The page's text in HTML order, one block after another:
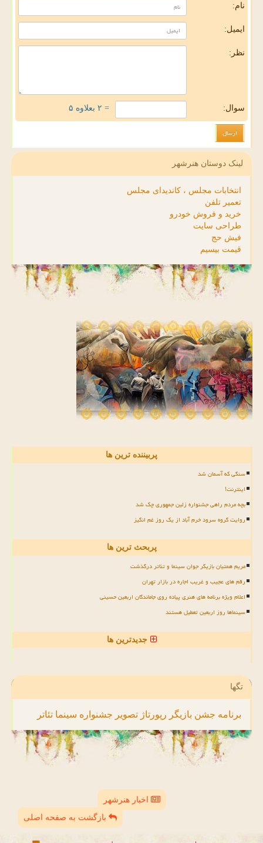
نام:
ایمیل:
نظر:
سوال: = ۲ بعلاوه ۵
لینک دوستان هنرشهر
انتخابات مجلس ، کاندیدای مجلس
تعمیر تلفن
خرید و فروش خودرو
طراحی سایت
فیش حج
قیمت بیسیم
پربیننده ترین ها
سنگی که آسمان شد
اینترنت!
بچه مردم راهی جشنواره زلین جمهوری چک شد
روایت گروه سرود خرم آباد از یک روز غم انگیز
پربحث ترین ها
مریم همتیان بازیگر جوان سینما و تئاتر درگذشت
رقم های عجیب و غریب اجاره در بازار تهران
اعلام ویژه برنامه های هنری پیاده روی جاماندگان اربعین حسینی
سینماها روز اربعین تعطیل هستند
جدیدترین ها
تگها
برنامه جشن بازیگر رپورتاژ تصویر جشنواره سینما تئاتر
اخبار هنرشهر
بازگشت به صفحه اصلی